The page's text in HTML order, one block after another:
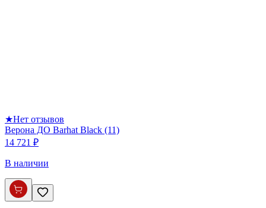
★Нет отзывов
Верона ДО Barhat Black (11)
14 721 ₽
В наличии